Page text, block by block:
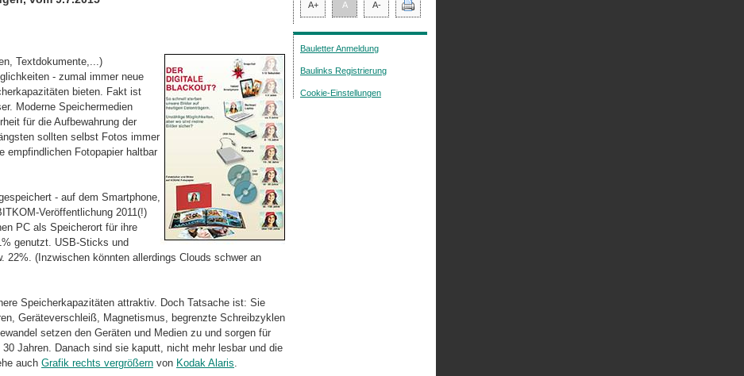
Textdokumente,...)
- zumal immer neue
bie­ten. Fakt ist
Moderne Speichermedien
für die Aufbewahrung der
sollten selbst Fotos immer
empfindlichen Fotopapier haltbar
- auf dem Smartphone,
Veröffentlichung 2011(!)
PC als Speicherort für ihre
genutzt. USB-Sticks und
22%. (Inzwischen könnten allerdings Clouds schwer an
Speicherkapazitäten attraktiv. Doch Tat­sache ist: Sie
Geräteverschleiß, Magne­tis­mus, begrenzte Schreibzyklen
setzen den Geräten und Medien zu und sorgen für
Jahren. Danach sind sie kaputt, nicht mehr lesbar und die
auch Grafik rechts vergrößern von Kodak Alaris.
A+ A A-
Bauletter Anmeldung
Baulinks Registrierung
Cookie-Einstellungen